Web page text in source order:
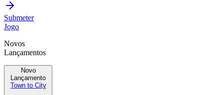
Submeter
Jogo
Novos
Lançamentos
Novo
Lançamento
Town to City